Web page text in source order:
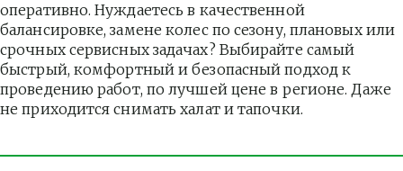
оперативно. Нуждаетесь в качественной
балансировке, замене колес по сезону, плановых или
срочных сервисных задачах? Выбирайте самый
быстрый, комфортный и безопасный подход к
проведению работ, по лучшей цене в регионе. Даже
не приходится снимать халат и тапочки.